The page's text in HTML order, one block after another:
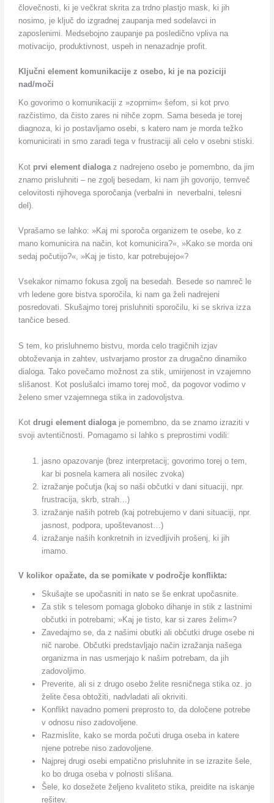
človečnosti, ki je večkrat skrita za trdno plastjo mask, ki jih
nosimo, je ključ do izgradnej zaupanja med sodelavci in
zaposlenimi. Medsebojno zaupanje pa posledično vpliva na
motivacijo, produktivnost, uspeh in nenazadnje profit.
Ključni element komunikacije z osebo, ki je na poziciji
nad/moči
Ko govorimo o komunikaciji z »zoprnim« šefom, si kot prvo
razčistimo, da čisto zares ni nihče zoprn. Sama beseda je torej
diagnoza, ki jo postavljamo osebi, s katero nam je morda težko
komunicirati in smo zaradi tega v frustraciji ali celo v osebni stiski.
Kot prvi element dialogaz nadrejeno osebo je pomembno, da jim
znamo prisluhniti – ne zgolj besedam, ki nam jih govorijo, temveč
celovitosti njihovega sporočanja (verbalni in neverbalni, telesni
del).
Vprašamo se lahko: »Kaj mi sporoča organizem te osebe, ko z
mano komunicira na način, kot komunicira?«, »Kako se morda oni
sedaj počutijo?«, »Kaj je tisto, kar potrebujejo«?
Vsekakor nimamo fokusa zgolj na besedah. Besede so namreč le
vrh ledene gore bistva sporočila, ki nam ga želi nadrejeni
posredovati. Skušajmo torej prisluhniti sporočilu, ki se skriva izza
tančice besed.
S tem, ko prisluhnemo bistvu, morda celo tragičnih izjav
obtoževanja in zahtev, ustvarjamo prostor za drugačno dinamiko
dialoga. Tako povečamo možnost za stik, umirjenost in vzajemno
slišanost. Kot poslušalci imamo torej moč, da pogovor vodimo v
želeno smer vzajemnega stika in zadovoljstva.
Kot drugi element dialogaje pomembno, da se znamo izraziti v
svoji avtentičnosti. Pomagamo si lahko s preprostimi vodili:
jasno opazovanje (brez interpretacij; govorimo torej o tem,
kar bi posnela kamera ali nosilec zvoka)
izražanje počutja (kaj so naši občutki v dani situaciji, npr.
frustracija, skrb, strah…)
izražanje naših potreb (kaj potrebujemo v dani situaciji, npr.
jasnost, podpora, upoštevanost…)
izražanje naših konkretnih in izvedljivih prošenj, ki jih
imamo.
V kolikor opažate, da se pomikate v področje konflikta:
Skušajte se upočasniti in nato se še enkrat upočasnite.
Za stik s telesom pomaga globoko dihanje in stik z lastnimi
občutki in potrebami; »Kaj je tisto, kar si zares želim«?
Zavedajmo se, da z našimi obutki ali občutki druge osebe ni
nič narobe. Občutki predstavljajo način izražanja našega
organizma in nas usmerjajo k našim potrebam, da jih
zadovoljimo.
Preverite, ali si z drugo osebo želite resničnega stika oz. jo
želite česa obtožiti, nadvladati ali okriviti.
Konflikt navadno pomeni preprosto to, da določene potrebe
v odnosu niso zadovoljene.
Razmislite, kako se morda počuti druga oseba in katere
njene potrebe niso zadovoljene.
Najprej drugi osebi empatično prisluhnite in se izrazite šele,
ko bo druga oseba v polnosti slišana.
Šele, ko dosežete željeno kvaliteto stika, preidite na iskanje
rešitev.